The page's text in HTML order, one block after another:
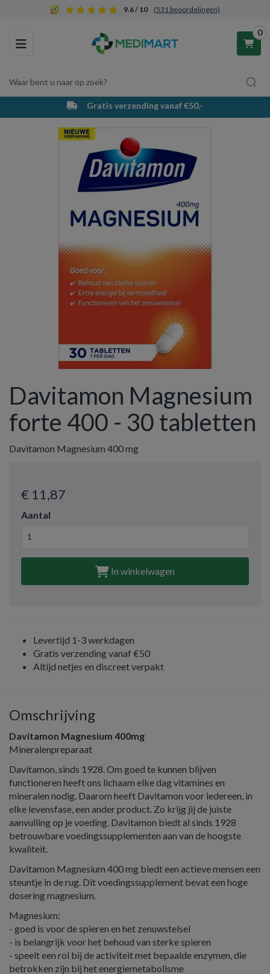
9.6 / 10 (531 beoordelingen)
Toggle navigation
Waar bent u naar op zoek?
0
Winkelwagen
Uw winkelwagen is leeg.
Vul hem met producten.
verzending vanaf €50,-
Davitamon Magnesium
forte 400 - 30 tabletten
Davitamon Magnesium 400 mg
€ 11,87
Aantal
In winkelwagen
Levertijd 1-3 werkdagen
Gratis verzending vanaf €50
Altijd netjes en discreet verpakt
Omschrijving
Davitamon Magnesium 400mg
Mineralenpreparaat
Davitamon, sinds 1928. Om goed te kunnen blijven
functioneren heeft ons lichaam elke dag vitamines en
mineralen nodig. Daarom heeft Davitamon voor iedereen, in
elke levensfase, een ander product. Zo krijg jij de juiste
aanvulling op je voeding. Davitamon biedt al sinds 1928
betrouwbare voedingssupplementen aan van de hoogste
kwaliteit.
Davitamon Magnesium 400 mg biedt een actieve mensen een
steuntje in de rug. Dit voedingssupplement bevat een hoge
dosering magnesium.
Magnesium:
- goed is voor de spieren en het zenuwstelsel
- is belangrijk voor het behoud van sterke spieren
- speelt een rol bij de activiteit met bepaalde enzymen, die
betrokken zijn bij het energiemetabolisme